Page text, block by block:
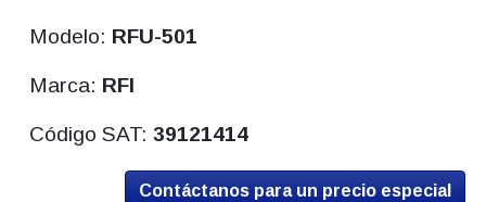
Modelo: RFU-501
Marca: RFI
Código SAT:39121414
Contáctanos para un precio especial